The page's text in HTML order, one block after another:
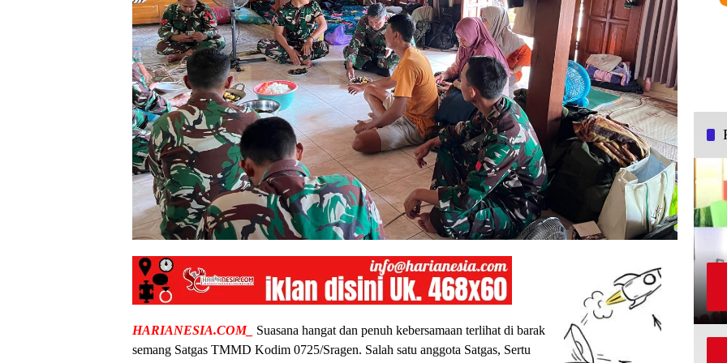
HARIANESIA.COM_
Suasana hangat dan penuh kebersamaan terlihat di barak
semang Satgas TMMD Kodim 0725/Sragen. Salah satu anggota Satgas, Sertu